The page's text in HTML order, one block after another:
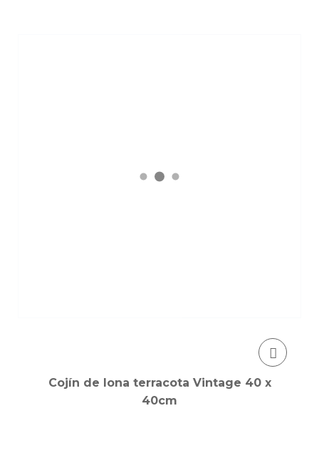
Cojín de lona terracota Vintage 40 x
40cm